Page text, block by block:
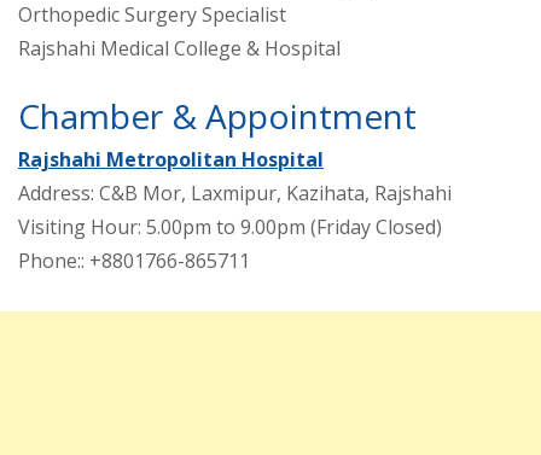
Orthopedic Surgery Specialist
Rajshahi Medical College & Hospital
Chamber & Appointment
Rajshahi Metropolitan Hospital
Address: C&B Mor, Laxmipur, Kazihata, Rajshahi
Visiting Hour: 5.00pm to 9.00pm (Friday Closed)
Phone:: +8801766-865711